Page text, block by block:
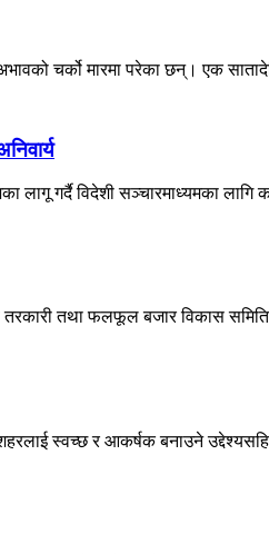
चर्को मारमा परेका छन्। एक
लागू गर्दै विदेशी सञ्चारमाध्यमका लागि
तरकारी तथा फलफूल बजार विकास
स्वच्छ र आकर्षक बनाउने